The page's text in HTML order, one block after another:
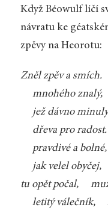
Když Béowulf líčí
návratu ke
zpěvy na Heorotu:
Zněl zpěv a
mnohého znalý,
jež dávno
dřeva pro
pravdivé a
jak velel obyčej,
tu opět počal,
letitý válečník,